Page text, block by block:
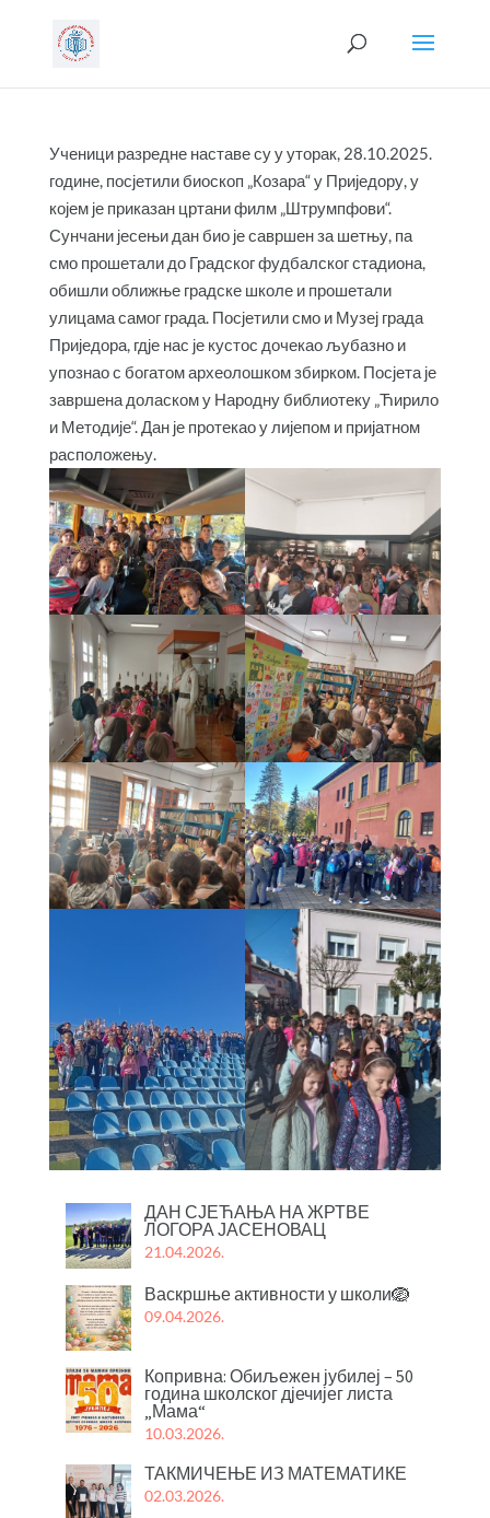
Ученици разредне наставе су у уторак, 28.10.2025.
године, посјетили биоскоп „Козара“ у Приједору, у
којем је приказан цртани филм „Штрумпфови“.
Сунчани јесењи дан био је савршен за шетњу, па
смо прошетали до Градског фудбалског стадиона,
обишли оближње градске школе и прошетали
улицама самог града. Посјетили смо и Музеј града
Приједора, гдје нас је кустос дочекао љубазно и
упознао с богатом археолошком збирком. Посјета је
завршена доласком у Народну библиотеку „Ћирило
и Методије“. Дан је протекао у лијепом и пријатном
расположењу.
ДАН СЈЕЋАЊА НА ЖРТВЕ
ЛОГОРА ЈАСЕНОВАЦ
21.04.2026.
Васкршње активности у школи🪺
09.04.2026.
Копривна: Обиљежен јубилеј – 50
година школског дјечијег листа
„Мама“
10.03.2026.
ТАКМИЧЕЊЕ ИЗ МАТЕМАТИКЕ
02.03.2026.